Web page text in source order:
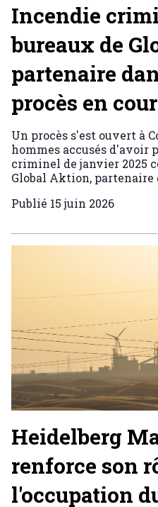
Incendie
bureaux de
partenaire
procès en cour
Un procès s'est ouvert à
hommes accusés d'avoir
criminel de janvier 2025
Global Aktion, partenaire
Publié 15 juin 2026
Heidelberg
renforce son
l'occupation